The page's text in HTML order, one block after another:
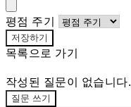
평점 주기
저장하기
목록으로 가기
작성된 질문이 없습니다.
질문 쓰기